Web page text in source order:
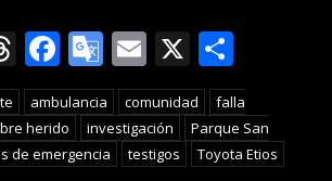
Threads
Facebook
Google
Translate
Email
X
ambulancia comunidad
falla
herido investigación
Parque San
de emergencia testigos Toyota Etios